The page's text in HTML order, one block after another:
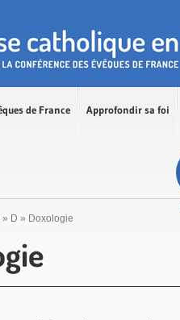
de France Approfondir sa foi
» D » Doxologie